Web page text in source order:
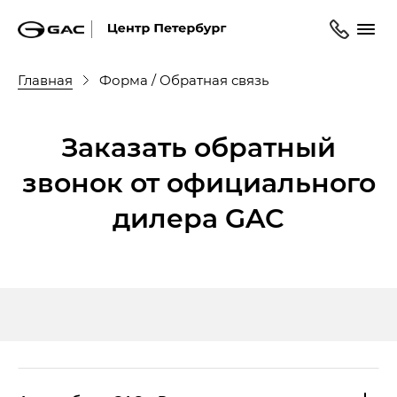
Главная Форма / Обратная связь
Заказать обратный
звонок от официального
дилера GAC